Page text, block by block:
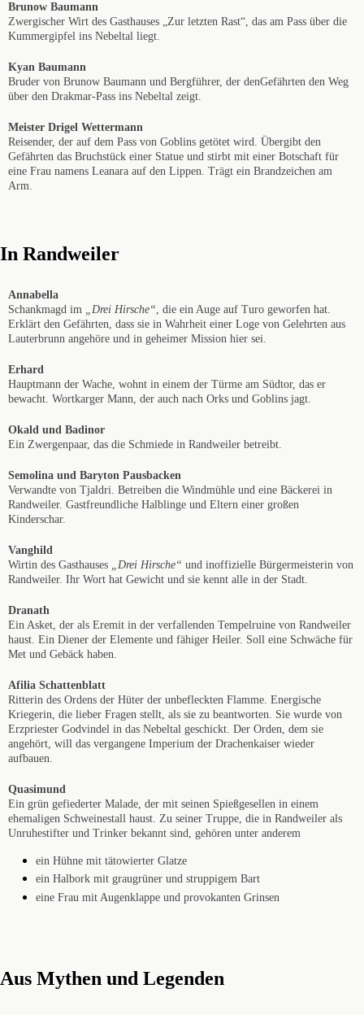
Brunow Baumann
Zwergischer Wirt des Gasthauses „Zur letzten Rast“, das am Pass über die
Kummergipfel ins Nebeltal liegt.
Kyan Baumann
Bruder von Brunow Baumann und Bergführer, der denGefährten den Weg
über den Drakmar-Pass ins Nebeltal zeigt.
Meister Drigel Wettermann
Reisender, der auf dem Pass von Goblins getötet wird. Übergibt den
Gefährten das Bruchstück einer Statue und stirbt mit einer Botschaft für
eine Frau namens Leanara auf den Lippen. Trägt ein Brandzeichen am
Arm.
In Randweiler
Annabella
Schankmagd im „Drei Hirsche“, die ein Auge auf Turo geworfen hat.
Erklärt den Gefährten, dass sie in Wahrheit einer Loge von Gelehrten aus
Lauterbrunn angehöre und in geheimer Mission hier sei.
Erhard
Hauptmann der Wache, wohnt in einem der Türme am Südtor, das er
bewacht. Wortkarger Mann, der auch nach Orks und Goblins jagt.
Okald und Badinor
Ein Zwergenpaar, das die Schmiede in Randweiler betreibt.
Semolina und Baryton Pausbacken
Verwandte von Tjaldri. Betreiben die Windmühle und eine Bäckerei in
Randweiler. Gastfreundliche Halblinge und Eltern einer großen
Kinderschar.
Vanghild
Wirtin des Gasthauses „Drei Hirsche“ und inoffizielle Bürgermeisterin von
Randweiler. Ihr Wort hat Gewicht und sie kennt alle in der Stadt.
Dranath
Ein Asket, der als Eremit in der verfallenden Tempelruine von Randweiler
haust. Ein Diener der Elemente und fähiger Heiler. Soll eine Schwäche für
Met und Gebäck haben.
Afilia Schattenblatt
Ritterin des Ordens der Hüter der unbefleckten Flamme. Energische
Kriegerin, die lieber Fragen stellt, als sie zu beantworten. Sie wurde von
Erzpriester Godvindel in das Nebeltal geschickt. Der Orden, dem sie
angehört, will das vergangene Imperium der Drachenkaiser wieder
aufbauen.
Quasimund
Ein grün gefiederter Malade, der mit seinen Spießgesellen in einem
ehemaligen Schweinestall haust. Zu seiner Truppe, die in Randweiler als
Unruhestifter und Trinker bekannt sind, gehören unter anderem
ein Hühne mit tätowierter Glatze
ein Halbork mit graugrüner und struppigem Bart
eine Frau mit Augenklappe und provokanten Grinsen
Aus Mythen und Legenden